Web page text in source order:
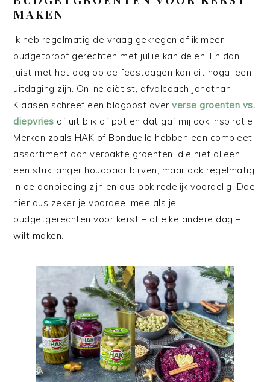
MAKEN
Ik heb regelmatig de vraag gekregen of ik meer
budgetproof gerechten met jullie kan delen. En dan
juist met het oog op de feestdagen kan dit nogal een
uitdaging zijn. Online diëtist, afvalcoach Jonathan
Klaasen schreef een blogpost oververse groenten vs.
diepvries of uit blik of pot en dat gaf mij ook inspiratie.
Merken zoals HAK of Bonduelle hebben een compleet
assortiment aan verpakte groenten, die niet alleen
een stuk langer houdbaar blijven, maar ook regelmatig
in de aanbieding zijn en dus ook redelijk voordelig. Doe
hier dus zeker je voordeel mee als je
budgetgerechten voor kerst – of elke andere dag –
wilt maken.